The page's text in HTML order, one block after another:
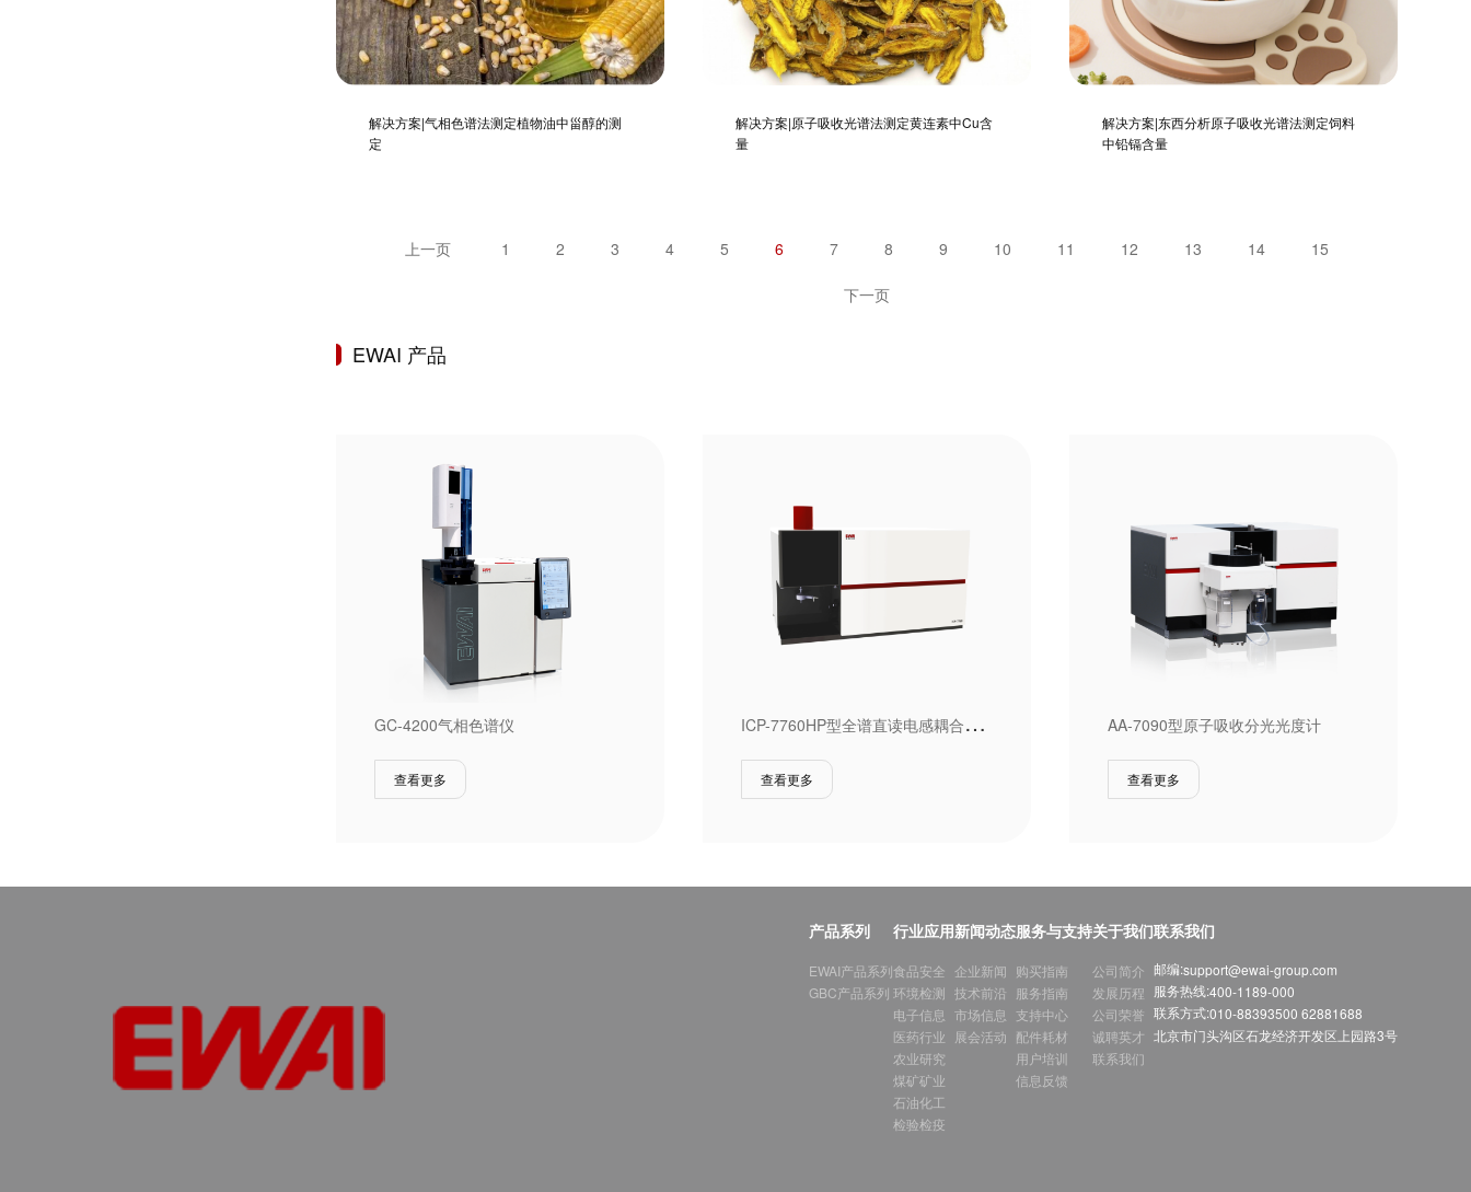
解决方案|气相色谱法测定植物油中甾醇的测
定
解决方案|原子吸收光谱法测定黄连素中Cu含
量
解决方案|东西分析原子吸收光谱法测定饲料
中铅镉含量
上一页 1 2 3 4 5 6 7 8 9 10 11 12 13 14 15
下一页
EWAI 产品
GC-4200气相色谱仪
查看更多
I
CP-7760HP型全谱直读电感耦合等离子体发射光谱仪
查看更多
AA-7090型原子吸收分光光度计
查看更多
产品系列
EWAI产品系列
GBC产品系列
行业应用
食品安全
环境检测
电子信息
医药行业
农业研究
煤矿矿业
石油化工
检验检疫
新闻动态
企业新闻
技术前沿
市场信息
展会活动
服务与支持
购买指南
服务指南
支持中心
配件耗材
用户培训
信息反馈
关于我们
公司简介
发展历程
公司荣誉
诚聘英才
联系我们
联系我们
邮编:support@ewai-group.com
服务热线:400-1189-000
联系方式:010-88393500 62881688
北京市门头沟区石龙经济开发区上园路3号